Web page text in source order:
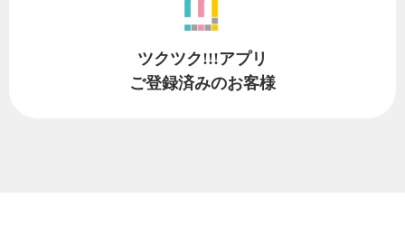
ツクツク!!!アプリ
ご登録済みのお客様